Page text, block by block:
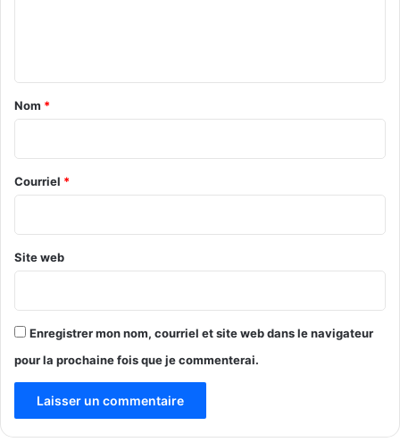
a
r
e
Nom *
Courriel *
Site web
Enregistrer mon nom, courriel et site web dans le navigateur
pour la prochaine fois que je commenterai.